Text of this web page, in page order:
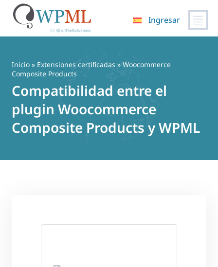
contenido
Ingresar
Inicio » Extensiones certificadas » Woocommerce
Composite Products
Compatibilidad entre el
plugin Woocommerce
Composite Products y WPML